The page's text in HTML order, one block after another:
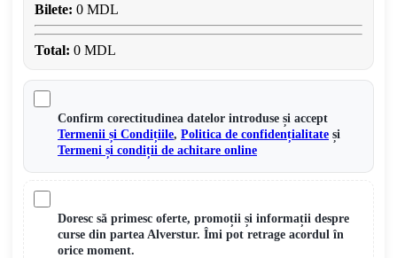
Bilete: 0 MDL
Total: 0 MDL
Confirm corectitudinea datelor introduse și accept
Termenii și Condițiile, Politica de confidențialitate și
Termeni și condiții de achitare online
Doresc să primesc oferte, promoții și informații despre
curse din partea Alverstur. Îmi pot retrage acordul în
orice moment.